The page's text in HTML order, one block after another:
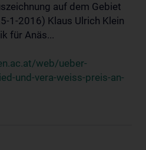
auf dem Gebiet
1-2016) Klaus Ulrich Klein
für Anäs...
web/ueber-
und-vera-weiss-preis-an-